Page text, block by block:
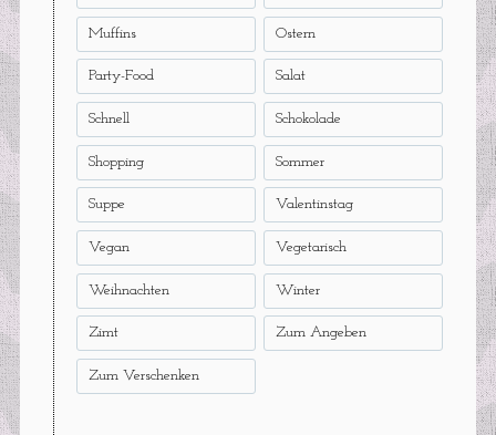
Muffins Ostern
Party-Food Salat
Schnell Schokolade
Shopping Sommer
Suppe Valentinstag
Vegan Vegetarisch
Weihnachten Winter
Zimt Zum Angeben
Zum Verschenken